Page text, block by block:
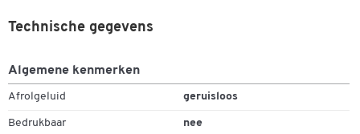
Technische gegevens
Algemene kenmerken
Afrolgeluid geruisloos
Bedrukbaar nee